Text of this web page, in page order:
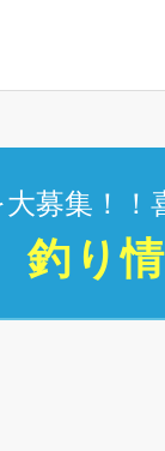
募集！！
釣り